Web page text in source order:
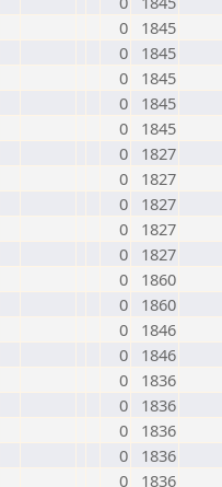
0
1845
0
1845
0
1845
0
1845
0
1845
0
1827
0
1827
0
1827
0
1827
0
1827
0
1860
0
1860
0
1846
0
1846
0
1836
0
1836
0
1836
0
1836
0
1836